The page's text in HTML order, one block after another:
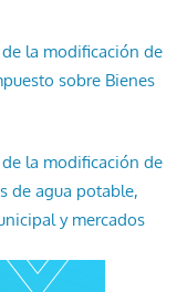
la modificación de
sobre Bienes
la modificación de
de agua potable,
y mercados